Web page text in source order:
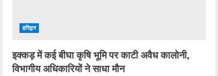
हरिद्वार
इक्कड़ में कई बीघा कृषि भूमि पर काटी अवैध कालोनी,
विभागीय अधिकारियों ने साधा मौन